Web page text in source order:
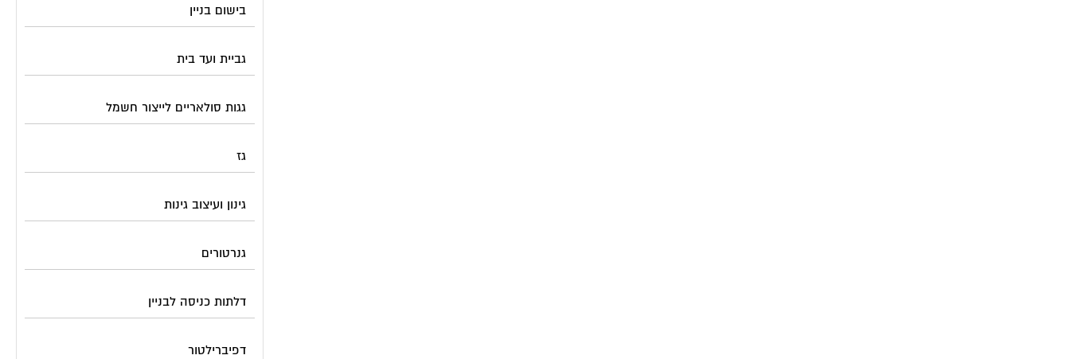
בישום בניין
גביית ועד בית
גגות סולאריים לייצור חשמל
גז
גינון ועיצוב גינות
גנרטורים
דלתות כניסה לבניין
דפיברילטור